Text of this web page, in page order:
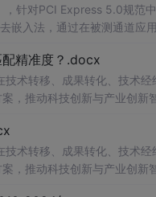
针对PCI Express 5.0规范
嵌入法，通过在被测通道应
测量方法保持不变。; 适合人群：从
精准度？.docx
术转移、成果转化、技术
，推动科技创新与产业创新
术转移、成果转化、技术
，推动科技创新与产业创新